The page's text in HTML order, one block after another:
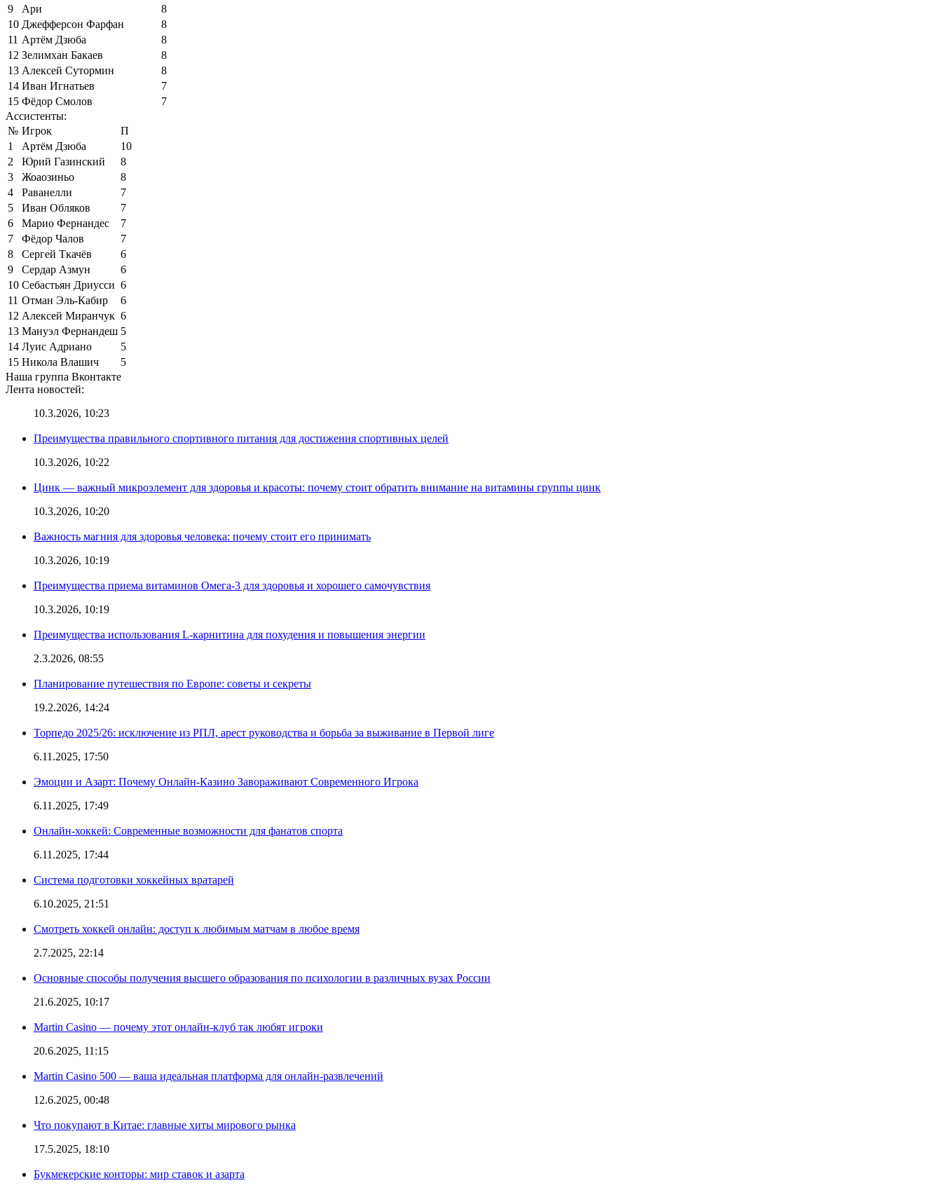
9
Ари
8
10 Джефферсон Фарфан
8
11 Артём Дзюба
8
12 Зелимхан Бакаев
8
13 Алексей Сутормин
8
14 Иван Игнатьев
7
15 Фёдор Смолов
7
Ассистенты:
№ Игрок
П
1
Артём Дзюба
10
2
Юрий Газинский
8
3
Жоаозиньо
8
4
Раванелли
7
5
Иван Обляков
7
6
Марио Фернандес
7
7
Фёдор Чалов
7
8
Сергей Ткачёв
6
9
Сердар Азмун
6
10 Себастьян Дриусси 6
11 Отман Эль-Кабир
6
12 Алексей Миранчук 6
13 Мануэл Фернандеш 5
14 Луис Адриано
5
15 Никола Влашич
5
Наша группа Вконтакте
Лента новостей:
10.3.2026, 10:23
Преимущества правильного спортивного питания для достижения спортивных целей
10.3.2026, 10:22
Цинк — важный микроэлемент для здоровья и красоты: почему стоит обратить внимание на витамины группы цинк
10.3.2026, 10:20
Важность магния для здоровья человека: почему стоит его принимать
10.3.2026, 10:19
Преимущества приема витаминов Омега-3 для здоровья и хорошего самочувствия
10.3.2026, 10:19
Преимущества использования L-карнитина для похудения и повышения энергии
2.3.2026, 08:55
Планирование путешествия по Европе: советы и секреты
19.2.2026, 14:24
Торпедо 2025/26: исключение из РПЛ, арест руководства и борьба за выживание в Первой лиге
6.11.2025, 17:50
Эмоции и Азарт: Почему Онлайн-Казино Завораживают Современного Игрока
6.11.2025, 17:49
Онлайн-хоккей: Современные возможности для фанатов спорта
6.11.2025, 17:44
Система подготовки хоккейных вратарей
6.10.2025, 21:51
Смотреть хоккей онлайн: доступ к любимым матчам в любое время
2.7.2025, 22:14
Основные способы получения высшего образования по психологии в различных вузах России
21.6.2025, 10:17
Martin Casino — почему этот онлайн-клуб так любят игроки
20.6.2025, 11:15
Martin Casino 500 — ваша идеальная платформа для онлайн-развлечений
12.6.2025, 00:48
Что покупают в Китае: главные хиты мирового рынка
17.5.2025, 18:10
Букмекерские конторы: мир ставок и азарта